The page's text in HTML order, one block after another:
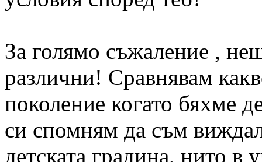
За голямо съжаление ,
различни! Сравнявам
поколение когато бяхме
си спомням да съм
детската градина, нито